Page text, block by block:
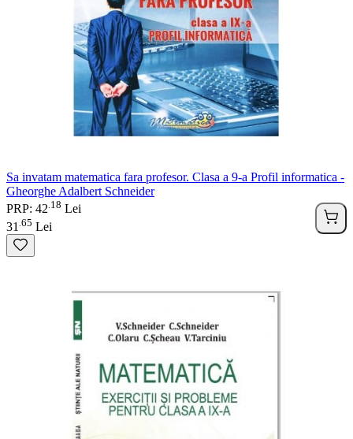
Sa invatam matematica fara profesor. Clasa a 9-a Profil informatica -
Gheorghe Adalbert Schneider
PRP: 42 18 Lei
31 65 Lei